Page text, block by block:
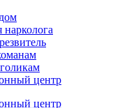
нарколога
центр
центр